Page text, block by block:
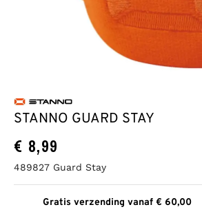
STANNO GUARD STAY
€ 8,99
489827 Guard Stay
Gratis verzending vanaf € 60,00